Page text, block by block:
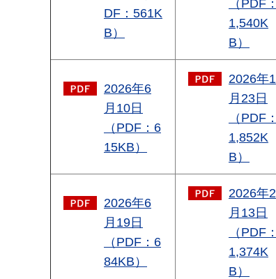
DF：561K
B）
（PDF：
1,540K
B）
2026年6
月10日
（PDF：6
15KB）
2026年1
月23日
（PDF：
1,852K
B）
2026年6
月19日
（PDF：6
84KB）
2026年2
月13日
（PDF：
1,374K
B）